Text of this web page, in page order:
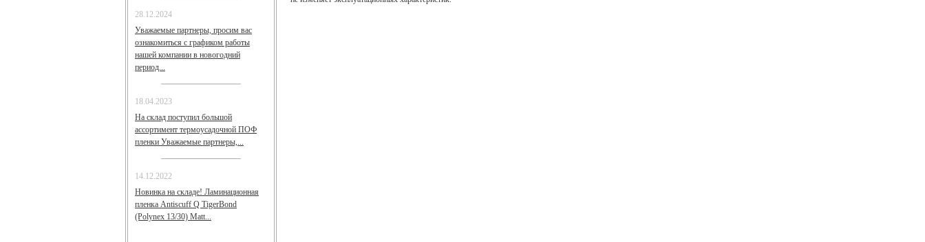
28.12.2024
Уважаемые партнеры, просим вас
ознакомиться с графиком работы
нашей компании в новогодний
период...
18.04.2023
На склад поступил большой
ассортимент термоусадочной ПОФ
пленки Уважаемые партнеры,...
14.12.2022
Новинка на складе! Ламинационная
пленка Antiscuff Q TigerBond
(Polynex 13/30) Matt...